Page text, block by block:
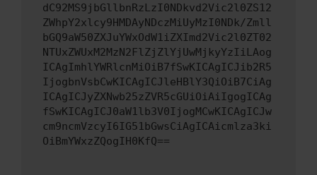
dC92MS9jbGllbnRzLzI0NDkvd2Vic2l0ZS12
ZWhpY2xlcy9HMDAyNDczMiUyMzI0NDk/Zmll
bGQ9aW50ZXJuYWxOdW1iZXImd2Vic2l0ZT02
NTUxZWUxM2MzN2FlZjZlYjUwMjkyYzIiLAog
ICAgImhlYWRlcnMiOiB7fSwKICAgICJib2R5
IjogbnVsbCwKICAgICJleHBlY3QiOiB7CiAg
ICAgICJyZXNwb25zZVR5cGUiOiAiIgogICAg
fSwKICAgICJ0aW1lb3V0IjogMCwKICAgICJw
cm9ncmVzcyI6IG51bGwsCiAgICAicmlza3ki
OiBmYWxzZQogIH0KfQ==